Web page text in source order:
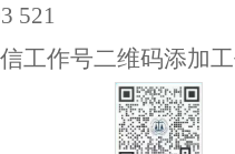
521
工作号二维码添加